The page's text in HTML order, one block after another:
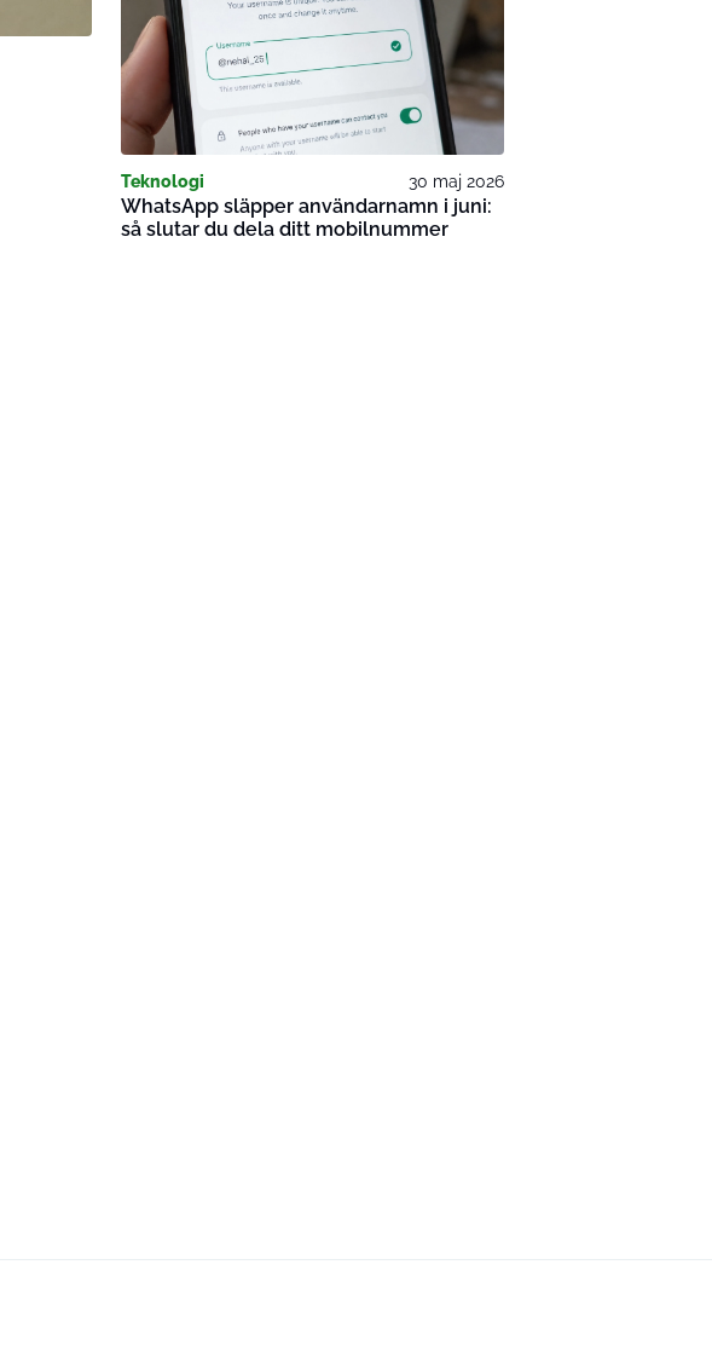
Teknologi 30 maj 2026
WhatsApp släpper användarnamn i juni:
så slutar du dela ditt mobilnummer